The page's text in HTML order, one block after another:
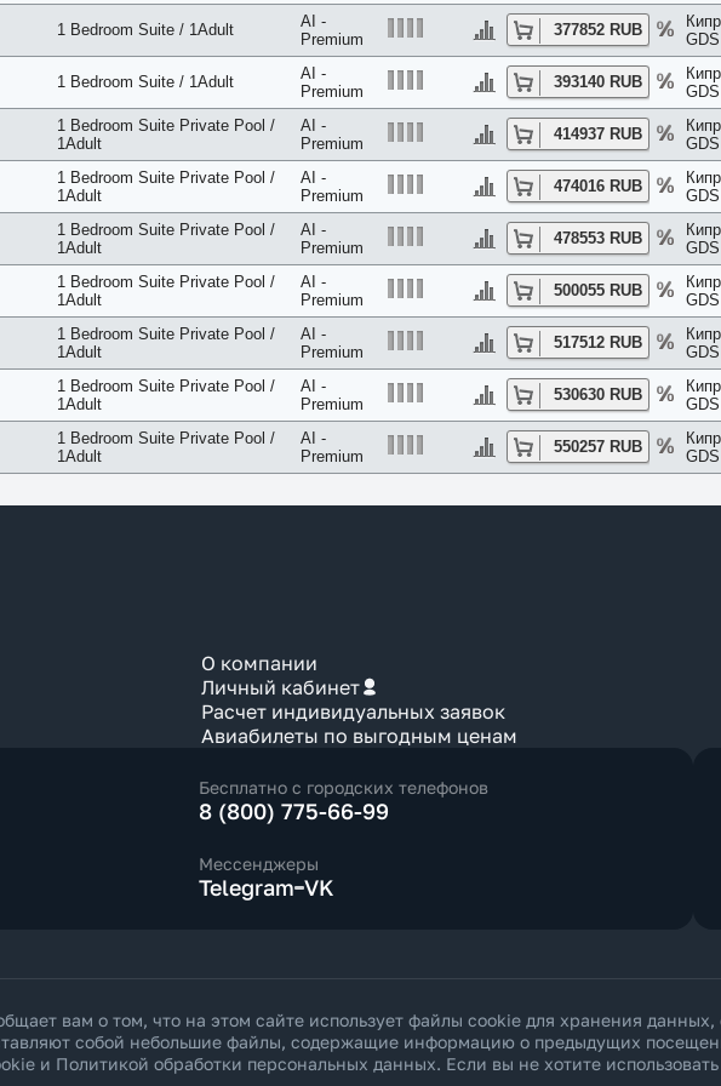
1 Bedroom Suite / 1Adult
AI -
Premium
377852 RUB
1 Bedroom Suite / 1Adult
AI -
Premium
393140 RUB
1 Bedroom Suite Private Pool /
1Adult
AI -
Premium
414937 RUB
1 Bedroom Suite Private Pool /
1Adult
AI -
Premium
474016 RUB
1 Bedroom Suite Private Pool /
1Adult
AI -
Premium
478553 RUB
1 Bedroom Suite Private Pool /
1Adult
AI -
Premium
500055 RUB
1 Bedroom Suite Private Pool /
1Adult
AI -
Premium
517512 RUB
1 Bedroom Suite Private Pool /
1Adult
AI -
Premium
530630 RUB
1 Bedroom Suite Private Pool /
1Adult
AI -
Premium
550257 RUB
О компании
Личный кабинет
Расчет индивидуальных заявок
Авиабилеты по выгодным ценам
Бесплатно с городских телефонов
8 (800) 775-66-99
Мессенджеры
Telegram VK
вам о том, что на этом сайте использует файлы cookie для хранения данных,
собой небольшие файлы, содержащие информацию о предыдущих
и Политикой обработки персональных данных. Если вы не хотите